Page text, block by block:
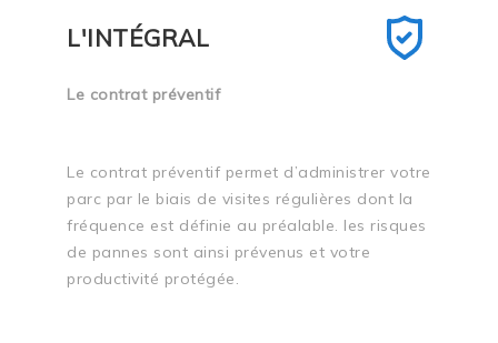
L'INTÉGRAL
Le contrat préventif
Le contrat préventif permet d’administrer votre
parc par le biais de visites régulières dont la
fréquence est définie au préalable. les risques
de pannes sont ainsi prévenus et votre
productivité protégée.